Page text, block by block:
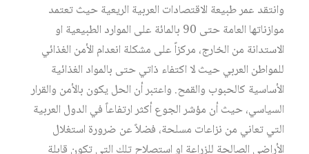
وانتقد عمر طبيعة الاقتصادات العربية الريعية حيث تعتمد
موازناتها العامة حتى 90 بالمائة على الموارد الطبيعية او
الاستدانة من الخارج، مركزاً على مشكلة انعدام الأمن الغذائي
للمواطن العربي حيث لا اكتفاء ذاتي حتى بالمواد الغذائية
الأساسية كالحبوب والقمح. واعتبر أن الحل يكون بالأمن والقرار
السياسي، حيث أن مؤشر الجوع أكثر ارتفاعاً في الدول العربية
التي تعاني من نزاعات مسلحة، فضلاً عن ضرورة استغلال